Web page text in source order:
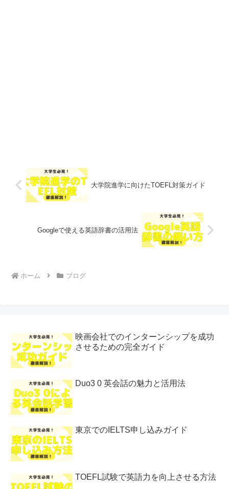
大学院進学に向けたTOEFL対策ガイド
Googleで使える英語辞書の活用法
ホーム ブログ
映画会社でのインターンシップを成功
させるための完全ガイド
Duo3 0 英会話の魅力と活用法
東京でのIELTS申し込みガイド
TOEFL試験で英語力を向上させる方法